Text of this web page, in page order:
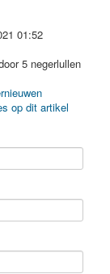
01:52
5 negerlullen
op dit artikel